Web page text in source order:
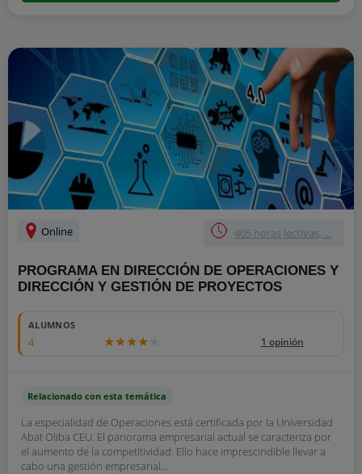
Online 405 horas lectivas, ...
PROGRAMA EN DIRECCIÓN DE OPERACIONES Y
DIRECCIÓN Y GESTIÓN DE PROYECTOS
ALUMNOS
4 1 opinión
Relacionado con esta temática
La especialidad de Operaciones está certificada por la Universidad
Abat Oliba CEU. El panorama empresarial actual se caracteriza por
el aumento de la competitividad. Ello hace imprescindible llevar a
cabo una gestión empresarial...